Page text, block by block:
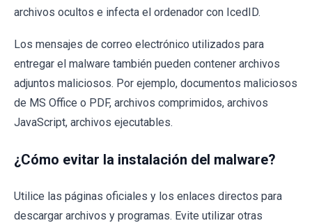
archivos ocultos e infecta el ordenador con IcedID.
Los mensajes de correo electrónico utilizados para
entregar el malware también pueden contener archivos
adjuntos maliciosos. Por ejemplo, documentos maliciosos
de MS Office o PDF, archivos comprimidos, archivos
JavaScript, archivos ejecutables.
¿Cómo evitar la instalación del malware?
Utilice las páginas oficiales y los enlaces directos para
descargar archivos y programas. Evite utilizar otras